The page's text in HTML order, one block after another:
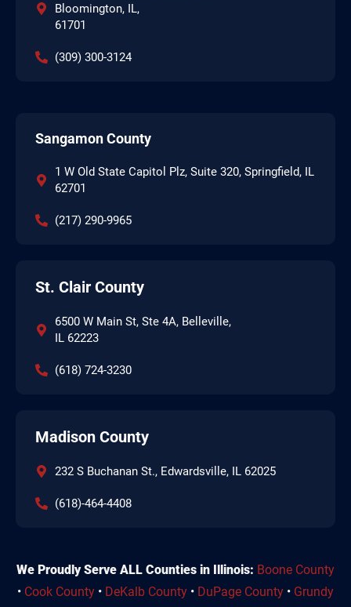
Bloomington, IL,
61701
(309) 300-3124
Sangamon County
1 W Old State Capitol Plz, Suite 320, Springfield, IL
62701
(217) 290-9965
St. Clair County
6500 W Main St, Ste 4A, Belleville,
IL 62223
(618) 724-3230
Madison County
232 S Buchanan St., Edwardsville, IL 62025
(618)-464-4408
We Proudly Serve ALL Counties in Illinois: Boone County
• Cook County • DeKalb County • DuPage County • Grundy